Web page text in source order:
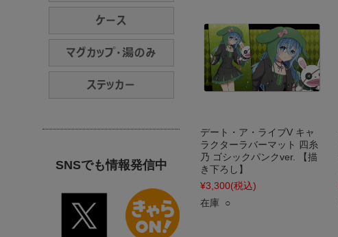
デート・ア・ライブV キャ
ラクターラバーマット 四糸
乃 ゴシックパンクver. 【描
き下ろし】
¥3,300(税込)
在庫 ○
SNSでも情報発信中